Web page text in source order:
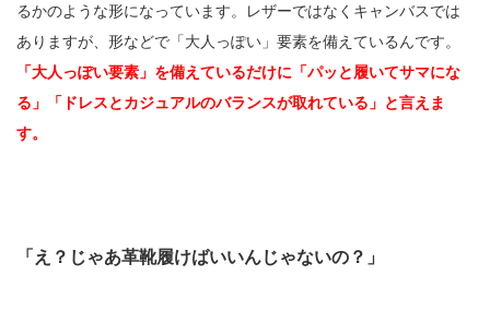
るかのような形になっています。レザーではなくキャンバスでは
ありますが、形などで「大人っぽい」要素を備えているんです。
「大人っぽい要素」を備えているだけに「パッと履いてサマにな
る」「ドレスとカジュアルのバランスが取れている」と言えま
す。
「え？じゃあ革靴履けばいいんじゃないの？」